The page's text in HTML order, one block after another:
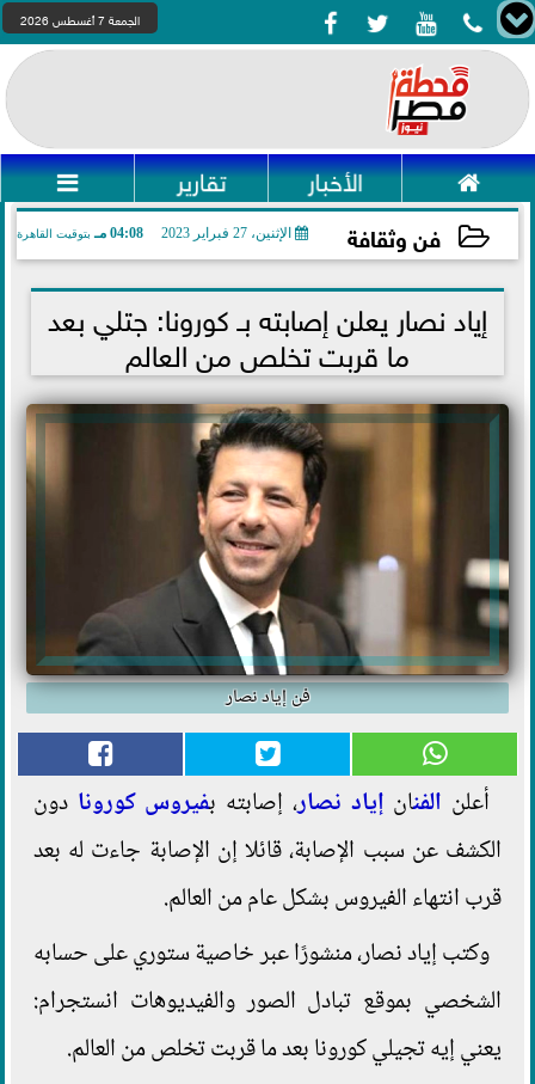
    الجمعة 7 أغسطس 2026
 الأخبار تقارير 
فن وثقافة الإثنين، 27 فبراير 2023 04:08 مـ بتوقيت القاهرة
2023-02-27 16:08:37
إياد نصار يعلن إصابته بـ كورونا: جتلي بعد
ما قربت تخلص من العالم
فن إياد نصار
أعلن الفنان إياد نصار، إصابته بفيروسكورونا دون
الكشف عن سبب الإصابة، قائلا إن الإصابة جاءت له بعد
قرب انتهاء الفيروس بشكل عام من العالم.
وكتب إياد نصار، منشورًا عبر خاصية ستوري على حسابه
الشخصي بموقع تبادل الصور والفيديوهات انستجرام:
يعني إيه تجيلي كورونا بعد ما قربت تخلص من العالم.